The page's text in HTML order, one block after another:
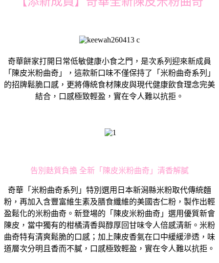
奇華餅家打開日常低敏健康小食之門，是次系列迎來新成員
「陳皮米粉曲奇」，這款新口味不僅保持了「米粉曲奇系列」
的招牌鬆脆口感，更將傳統食材陳皮與現代健康飲食理念完美
結合，口感極致輕盈，實在令人難以抗拒。
告別麩質負擔 全新「陳皮米粉曲奇」清香解膩
奇華「米粉曲奇系列」特別選用日本新潟縣米粉取代傳統麵
粉，再加入含豐富維生素及膳食纖維的美國杏仁粉，製作出輕
盈鬆化的米粉曲奇。新登場的「陳皮米粉曲奇」選用優質新會
陳皮，當中獨有的柑橘清香與醇厚回甘味令人倍感清新。米粉
曲奇特有清爽鬆脆的口感；加上陳皮香氣在口中緩緩滲透，味
道層次分明且香而不膩，口感極致輕盈，實在令人難以抗拒。